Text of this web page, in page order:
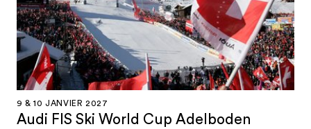
9 & 10 JANVIER 2027
Audi FIS Ski World Cup Adelboden